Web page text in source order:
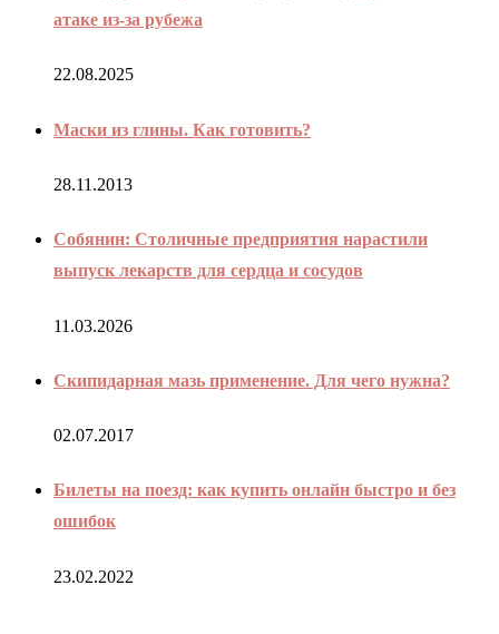
атаке из-за рубежа
22.08.2025
Маски из глины. Как готовить?
28.11.2013
Собянин: Столичные предприятия нарастили
выпуск лекарств для сердца и сосудов
11.03.2026
Скипидарная мазь применение. Для чего нужна?
02.07.2017
Билеты на поезд: как купить онлайн быстро и без
ошибок
23.02.2022